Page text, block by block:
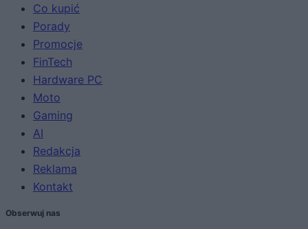
Co kupić
Porady
Promocje
FinTech
Hardware PC
Moto
Gaming
AI
Redakcja
Reklama
Kontakt
Obserwuj nas